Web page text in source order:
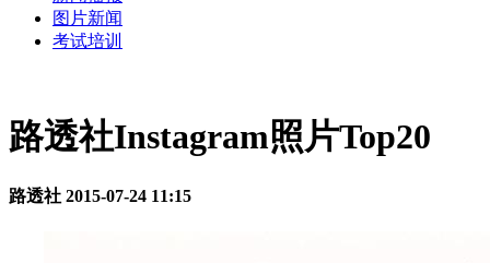
图片新闻
考试培训
路透社Instagram照片Top20
路透社 2015-07-24 11:15